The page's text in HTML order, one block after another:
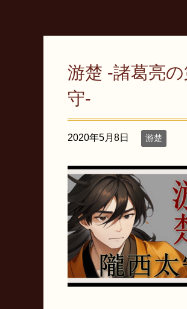
游楚 -諸葛亮
守-
2020年5月8日 游楚